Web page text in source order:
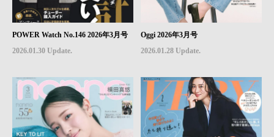
POWER Watch No.146 2026年3月号
2026.01.30 Update.
Oggi 2026年3月号
2026.01.28 Update.